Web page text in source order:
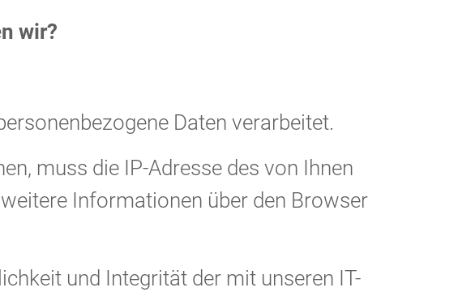
wir?
Daten verarbeitet.
muss die IP-Adresse des von Ihnen
Informationen über den Browser
und Integrität der mit unseren IT-